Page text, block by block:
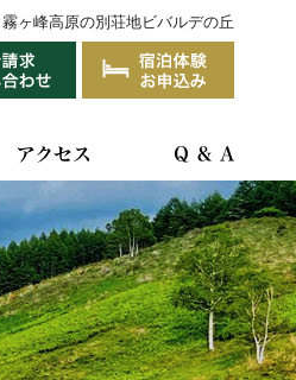
ヶ峰高原の別荘地ビバルデの丘